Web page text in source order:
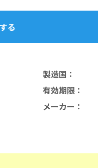
る
製造国 ：
有効期限：
メーカー ：